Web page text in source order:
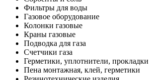
Фильтры для воды
Газовое оборудование
Колонки газовые
Краны газовые
Подводка для газа
Счетчики газа
Герметики, уплотнители, прокладки
Пена монтажная, клей, герметики